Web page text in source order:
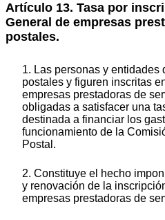
Artículo 13. Tasa por
General de empresas
postales.
1. Las personas y entidades
postales y figuren inscritas
empresas prestadoras de
obligadas a satisfacer una
destinada a financiar los
funcionamiento de la
Postal.
2. Constituye el hecho
y renovación de la
empresas prestadoras de